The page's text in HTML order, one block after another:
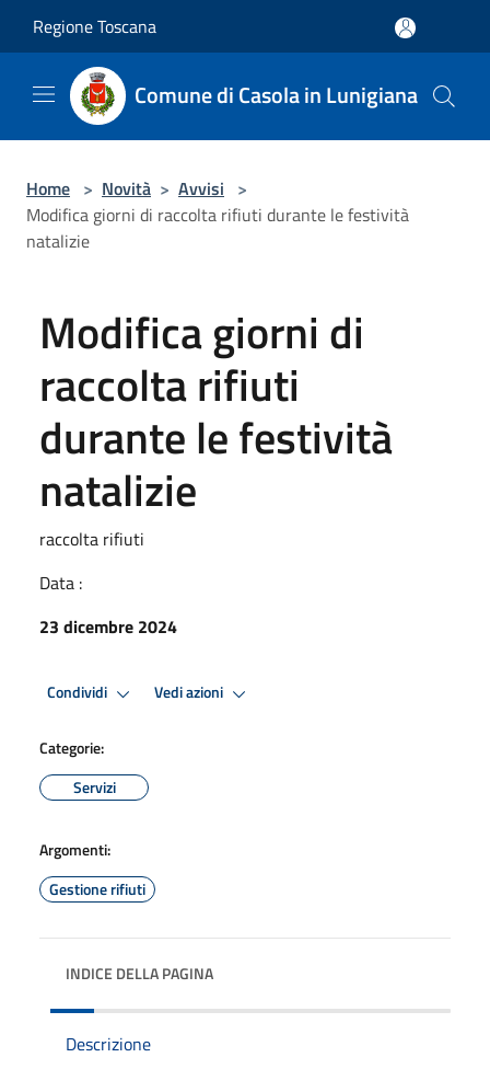
Regione Toscana
Comune di Casola in Lunigiana
Home > Novità > Avvisi >
Modifica giorni di raccolta rifiuti durante le festività
natalizie
Modifica giorni di
raccolta rifiuti
durante le festività
natalizie
raccolta rifiuti
Data :
23 dicembre 2024
Condividi Vedi azioni
Categorie:
Servizi
Argomenti:
Gestione rifiuti
INDICE DELLA PAGINA
Descrizione